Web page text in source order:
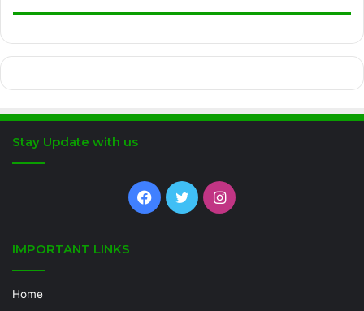
Stay Update with us
Facebook
TwitterInstagram
IMPORTANT LINKS
Home